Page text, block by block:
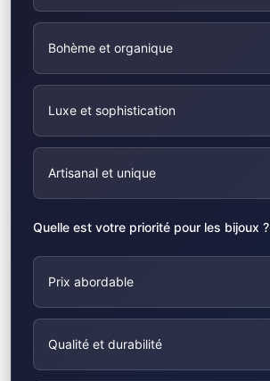
Bohème et organique
Luxe et sophistication
Artisanal et unique
Quelle est votre priorité pour les bijoux ?
Prix abordable
Qualité et durabilité